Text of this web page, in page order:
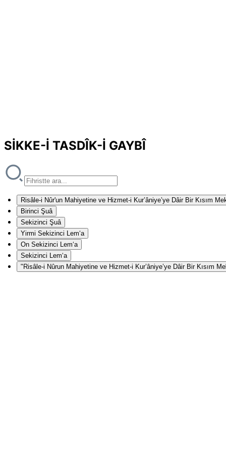
SİKKE-İ TASDÎK-İ GAYBÎ
Risâle-i Nûr'un Mahiyetine ve Hizmet-i Kur’âniye’ye Dâir Bir Kısım
Birinci Şuâ
Sekizinci Şuâ
Yirmi Sekizinci Lem‘a
On Sekizinci Lem‘a
Sekizinci Lem‘a
"Risâle-i Nûrun Mahiyetine ve Hizmet-i Kur’âniye’ye Dâir Bir Kısım